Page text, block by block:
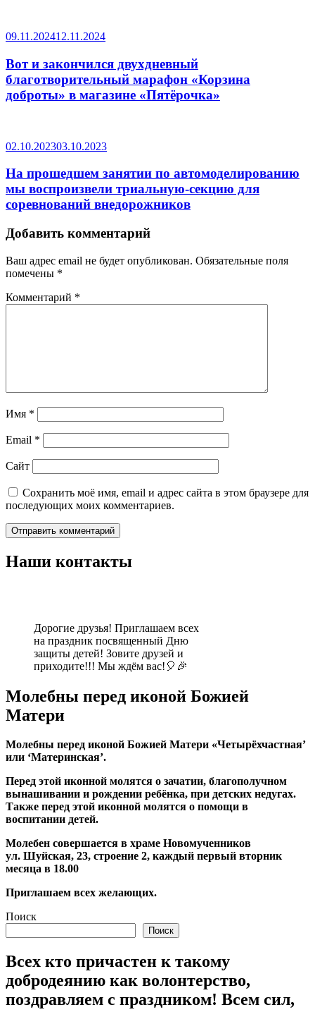
09.11.202412.11.2024
Вот и закончился двухдневный
благотворительный марафон «Корзина
доброты» в магазине «Пятёрочка»
02.10.202303.10.2023
На прошедшем занятии по автомоделированию
мы воспроизвели триальную-секцию для
соревнований внедорожников
Добавить комментарий
Ваш адрес email не будет опубликован. Обязательные поля
помечены *
Комментарий *
Имя *
Email *
Сайт
Сохранить моё имя, email и адрес сайта в этом браузере для
последующих моих комментариев.
Наши контакты
Дорогие друзья! Приглашаем всех
на праздник посвященный Дню
защиты детей! Зовите друзей и
приходите!!! Мы ждём вас!🎈🎉
Молебны перед иконой Божией
Матери
Молебны перед иконой Божией Матери «Четырёхчастная’
или ‘Материнская’.
Перед этой иконной молятся о зачатии, благополучном
вынашивании и рождении ребёнка, при детских недугах.
Также перед этой иконной молятся о помощи в
воспитании детей.
Молебен совершается в храме Новомученников
ул. Шуйская, 23, строение 2, каждый первый вторник
месяца в 18.00
Приглашаем всех желающих.
Поиск
Поиск
Всех кто причастен к такому
добродеянию как волонтерство,
поздравляем с праздником! Всем сил,